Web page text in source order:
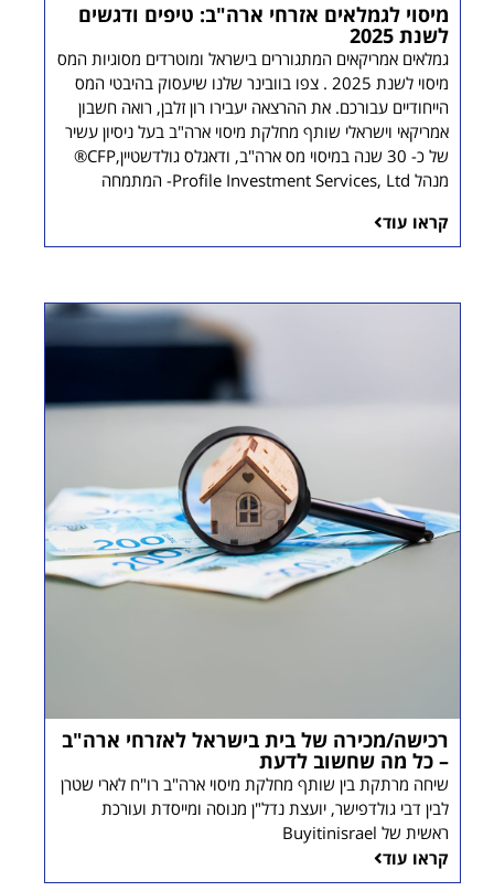
מיסוי לגמלאים אזרחי ארה"ב: טיפים ודגשים
לשנת 2025
גמלאים אמריקאים המתגוררים בישראל ומוטרדים מסוגיות המס
מיסוי לשנת 2025 . צפו בוובינר שלנו שיעסוק בהיבטי המס
הייחודיים עבורכם. את ההרצאה יעבירו רון זלבן, רואה חשבון
אמריקאי וישראלי שותף מחלקת מיסוי ארה"ב בעל ניסיון עשיר
של כ- 30 שנה במיסוי מס ארה"ב, ודאגלס גולדשטיין,CFP®
מנהל Profile Investment Services, Ltd- המתמחה
קראו עוד
רכישה/מכירה של בית בישראל לאזרחי ארה"ב
– כל מה שחשוב לדעת
שיחה מרתקת בין שותף מחלקת מיסוי ארה"ב רו"ח לארי שטרן
לבין דבי גולדפישר, יועצת נדל"ן מנוסה ומייסדת ועורכת
ראשית של Buyitinisrael
קראו עוד